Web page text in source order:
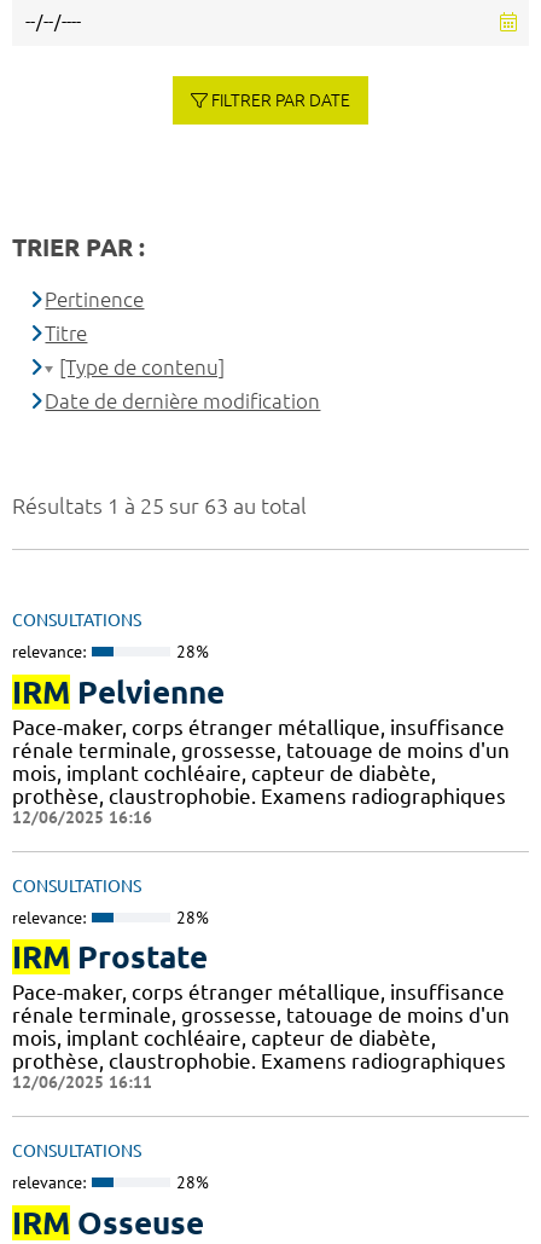
Résultats 1 à 25 sur 63 au total
CONSULTATIONS
relevance: 28%
IRM Pelvienne
Pace-maker, corps étranger métallique, insuffisance
rénale terminale, grossesse, tatouage de moins d'un
mois, implant cochléaire, capteur de diabète,
prothèse, claustrophobie. Examens radiographiques
12/06/2025 16:16
CONSULTATIONS
relevance: 28%
IRM Prostate
Pace-maker, corps étranger métallique, insuffisance
rénale terminale, grossesse, tatouage de moins d'un
mois, implant cochléaire, capteur de diabète,
prothèse, claustrophobie. Examens radiographiques
12/06/2025 16:11
CONSULTATIONS
relevance: 28%
IRM Osseuse
FILTRER PAR DATE
TRIER PAR :
Pertinence
Titre
[Type de contenu]
Date de dernière modification